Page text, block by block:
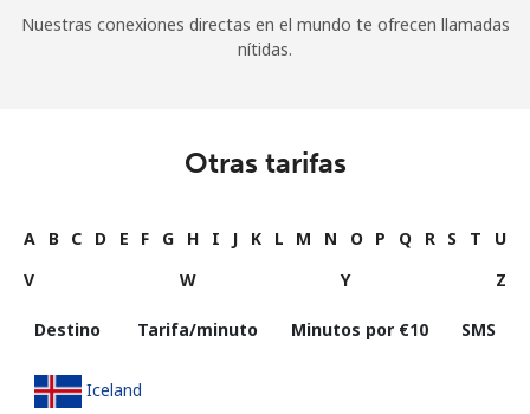
Nuestras conexiones directas en el mundo te ofrecen llamadas
nítidas.
Otras tarifas
A B C D E F G H I J K L M N O P Q R S T
U
V
W Y Z
Destino Tarifa/minuto Minutos por ⁦€10⁩ SMS
Iceland